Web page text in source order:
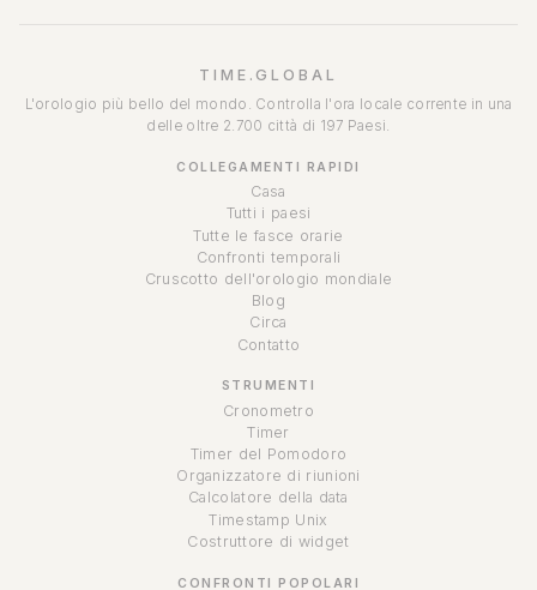
TIME.GLOBAL
L'orologio più bello del mondo. Controlla l'ora locale corrente in una
delle oltre 2.700 città di 197 Paesi.
COLLEGAMENTI RAPIDI
Casa
Tutti i paesi
Tutte le fasce orarie
Confronti temporali
Cruscotto dell'orologio mondiale
Blog
Circa
Contatto
STRUMENTI
Cronometro
Timer
Timer del Pomodoro
Organizzatore di riunioni
Calcolatore della data
Timestamp Unix
Costruttore di widget
CONFRONTI POPOLARI